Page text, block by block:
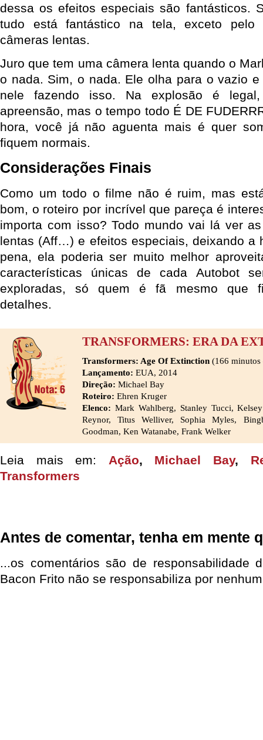
dessa os efeitos especiais são fantásticos.
tudo está fantástico na tela, exceto pelo
câmeras lentas.
Juro que tem uma câmera lenta quando o
o nada. Sim, o nada. Ele olha para o vazio
nele fazendo isso. Na explosão é
apreensão, mas o tempo todo É DE
hora, você já não aguenta mais é quer
fiquem normais.
Considerações Finais
Como um todo o filme não é ruim, mas
bom, o roteiro por incrível que pareça é
importa com isso? Todo mundo vai lá ver
lentas (Aff…) e efeitos especiais, deixando a
pena, ela poderia ser muito melhor
características únicas de cada Autobot
exploradas, só quem é fã mesmo que
detalhes.
TRANSFORMERS: ERA DA
Transformers: Age Of Extinction (166 minutos
Lançamento: EUA, 2014
Direção: Michael Bay
Roteiro: Ehren Kruger
Elenco: Mark Wahlberg, Stanley Tucci,
Reynor, Titus Welliver, Sophia Myles,
Goodman, Ken Watanabe, Frank Welker
Leia mais em: Ação, Michael Bay,
Transformers
Antes de comentar, tenha em mente
...os comentários são de responsabilidade
Bacon Frito não se responsabiliza por